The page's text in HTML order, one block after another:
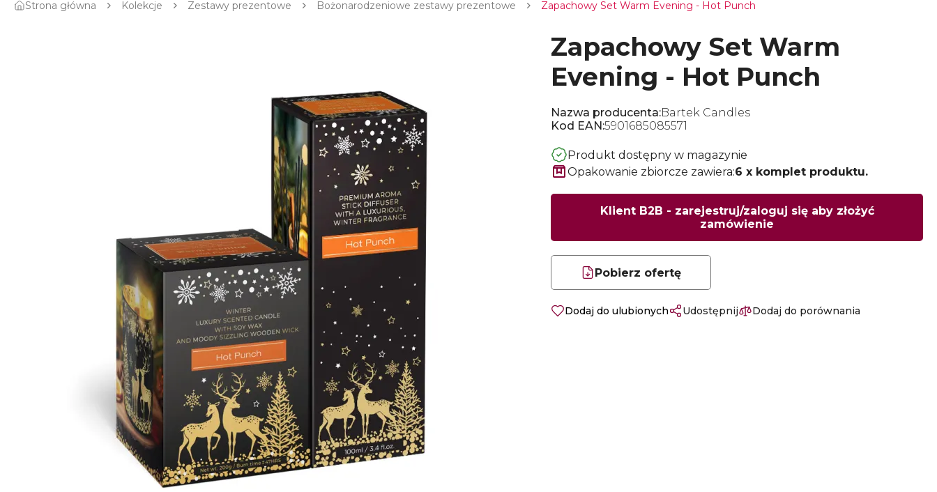
Strona główna Kolekcje Zestawy prezentowe Bożonarodzeniowe zestawy prezentowe Zapachowy Set Warm Evening - Hot Punch
Zapachowy Set Warm
Evening - Hot Punch
Nazwa producenta:Bartek Candles
Kod EAN:5901685085571
Produkt dostępny w magazynie
Opakowanie zbiorcze zawiera:6 x komplet produktu.
Klient B2B - zarejestruj/zaloguj się aby złożyć
zamówienie
Pobierz ofertę
Dodaj do ulubionych Udostępnij Dodaj do porównania